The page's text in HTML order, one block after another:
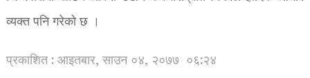
व्यक्त पनि गरेको छ ।
प्रकाशित : आइतबार, साउन ०४, २०७७ ०६:२४